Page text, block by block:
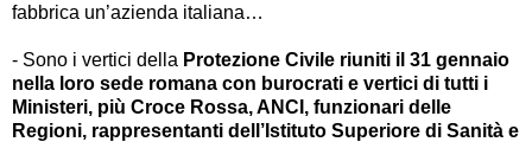
fabbrica un’azienda italiana…
- Sono i vertici della Protezione Civile riuniti il 31 gennaio
nella loro sede romana con burocrati e vertici di tutti i
Ministeri, più Croce Rossa, ANCI, funzionari delle
Regioni, rappresentanti dell’Istituto Superiore di Sanità e